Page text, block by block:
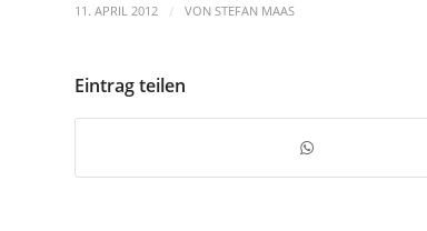
11. APRIL 2012 / VON STEFAN MAAS
Eintrag teilen